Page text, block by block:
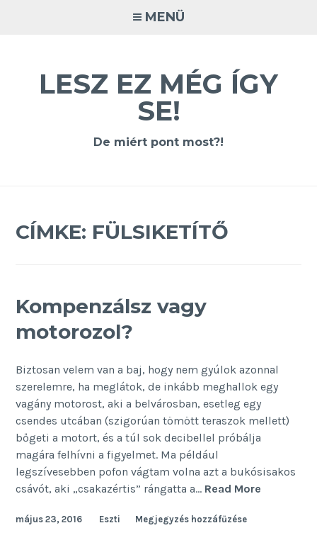
MENÜ
LESZ EZ MÉG ÍGY
SE!
De miért pont most?!
CÍMKE: FÜLSIKETÍTŐ
Kompenzálsz vagy
motorozol?
Biztosan velem van a baj, hogy nem gyúlok azonnal
szerelemre, ha meglátok, de inkább meghallok egy
vagány motorost, aki a belvárosban, esetleg egy
csendes utcában (szigorúan tömött teraszok mellett)
bőgeti a motort, és a túl sok decibellel próbálja
magára felhívni a figyelmet. Ma például
legszívesebben pofon vágtam volna azt a bukósisakos
csávót, aki „csakazértis” rángatta a… Read More
május 23, 2016 Eszti Megjegyzés hozzáfűzése